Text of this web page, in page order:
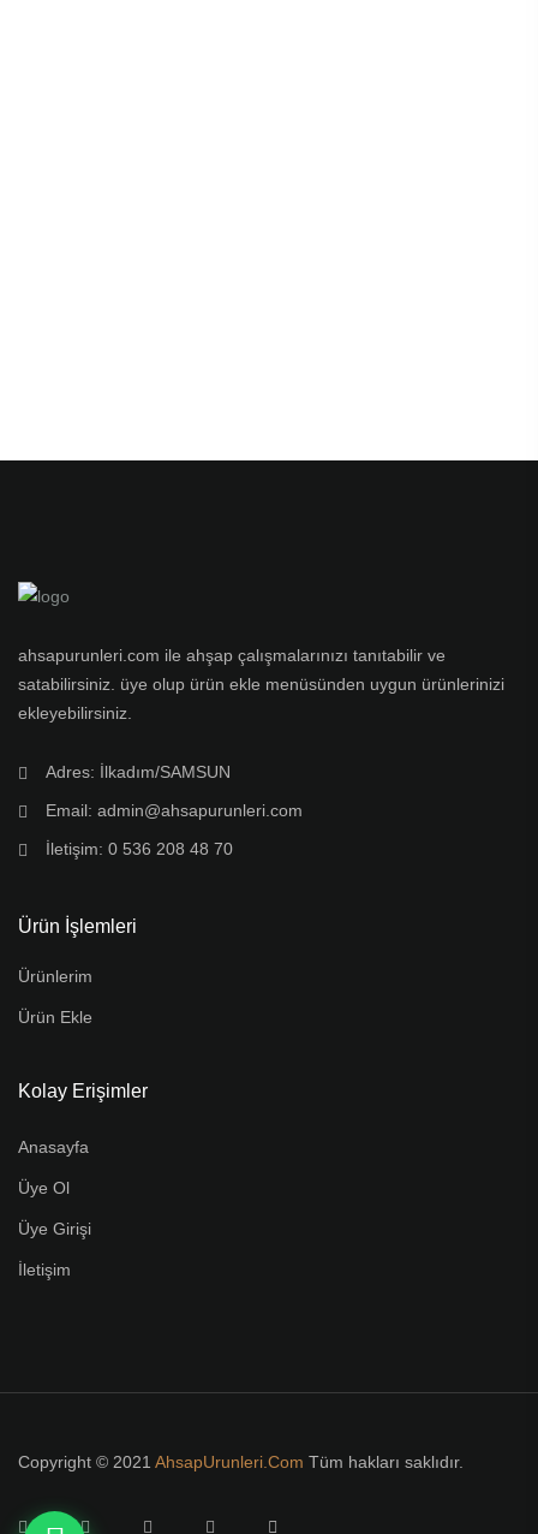
ahsapurunleri.com ile ahşap çalışmalarınızı tanıtabilir ve
satabilirsiniz. üye olup ürün ekle menüsünden uygun ürünlerinizi
ekleyebilirsiniz.
Adres: İlkadım/SAMSUN
Email: admin@ahsapurunleri.com
İletişim: 0 536 208 48 70
Ürün İşlemleri
Ürünlerim
Ürün Ekle
Kolay Erişimler
Anasayfa
Üye Ol
Üye Girişi
İletişim
Copyright © 2021 AhsapUrunleri.Com Tüm hakları saklıdır.